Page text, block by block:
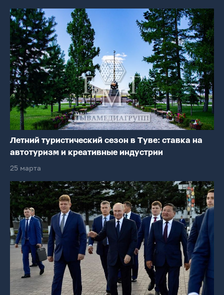
Летний туристический сезон в Туве: ставка на
автотуризм и креативные индустрии
25 марта